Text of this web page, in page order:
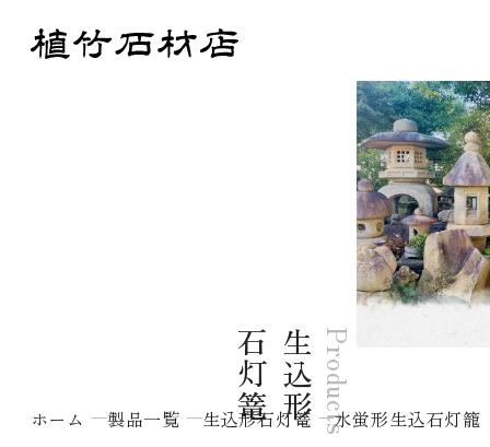
Products
生
込
形
石
灯
篭
ホーム 製品一覧 生込形石灯篭 水蛍形生込石灯籠